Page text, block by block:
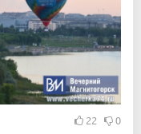
22 0